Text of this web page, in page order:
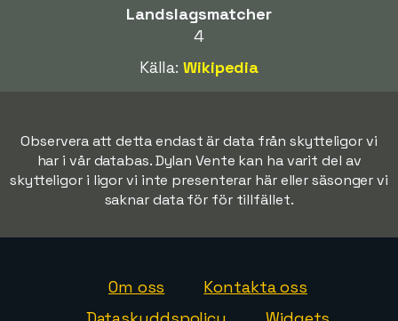
Landslagsmatcher
4
Källa:Wikipedia
Observera att detta endast är data från skytteligor vi
har i vår databas. Dylan Vente kan ha varit del av
skytteligor i ligor vi inte presenterar här eller säsonger vi
saknar data för för tillfället.
Om oss
Kontakta oss